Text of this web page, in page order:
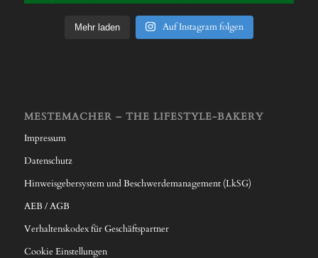
Mehr laden Auf Instagram folgen
MESTEMACHER – THE LIFESTYLE-BAKERY
Impressum
Datenschutz
Hinweisgebersystem und Beschwerdemanagement (LkSG)
AEB / AGB
Verhaltenskodex für Geschäftspartner
Cookie Einstellungen